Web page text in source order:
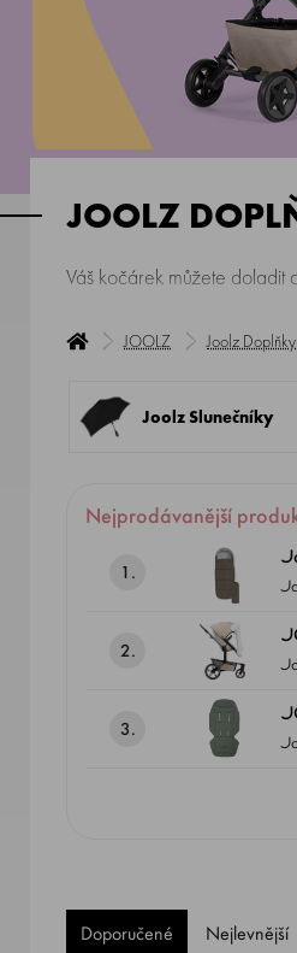
JOOLZ
Váš kočárek můžete doladit
JOOLZ Joolz Doplňky
Joolz Slunečníky
Nejprodávanější
1.
Joolz
2.
Joolz
3.
Joolz
Doporučené Nejlevnější